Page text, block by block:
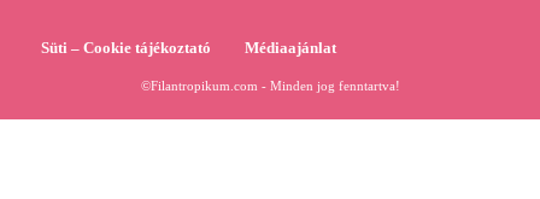
Süti – Cookie tájékoztató Médiaajánlat
©Filantropikum.com - Minden jog fenntartva!